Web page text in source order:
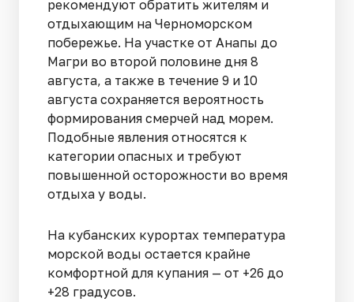
рекомендуют обратить жителям и
отдыхающим на Черноморском
побережье. На участке от Анапы до
Магри во второй половине дня 8
августа, а также в течение 9 и 10
августа сохраняется вероятность
формирования смерчей над морем.
Подобные явления относятся к
категории опасных и требуют
повышенной осторожности во время
отдыха у воды.
На кубанских курортах температура
морской воды остается крайне
комфортной для купания — от +26 до
+28 градусов.